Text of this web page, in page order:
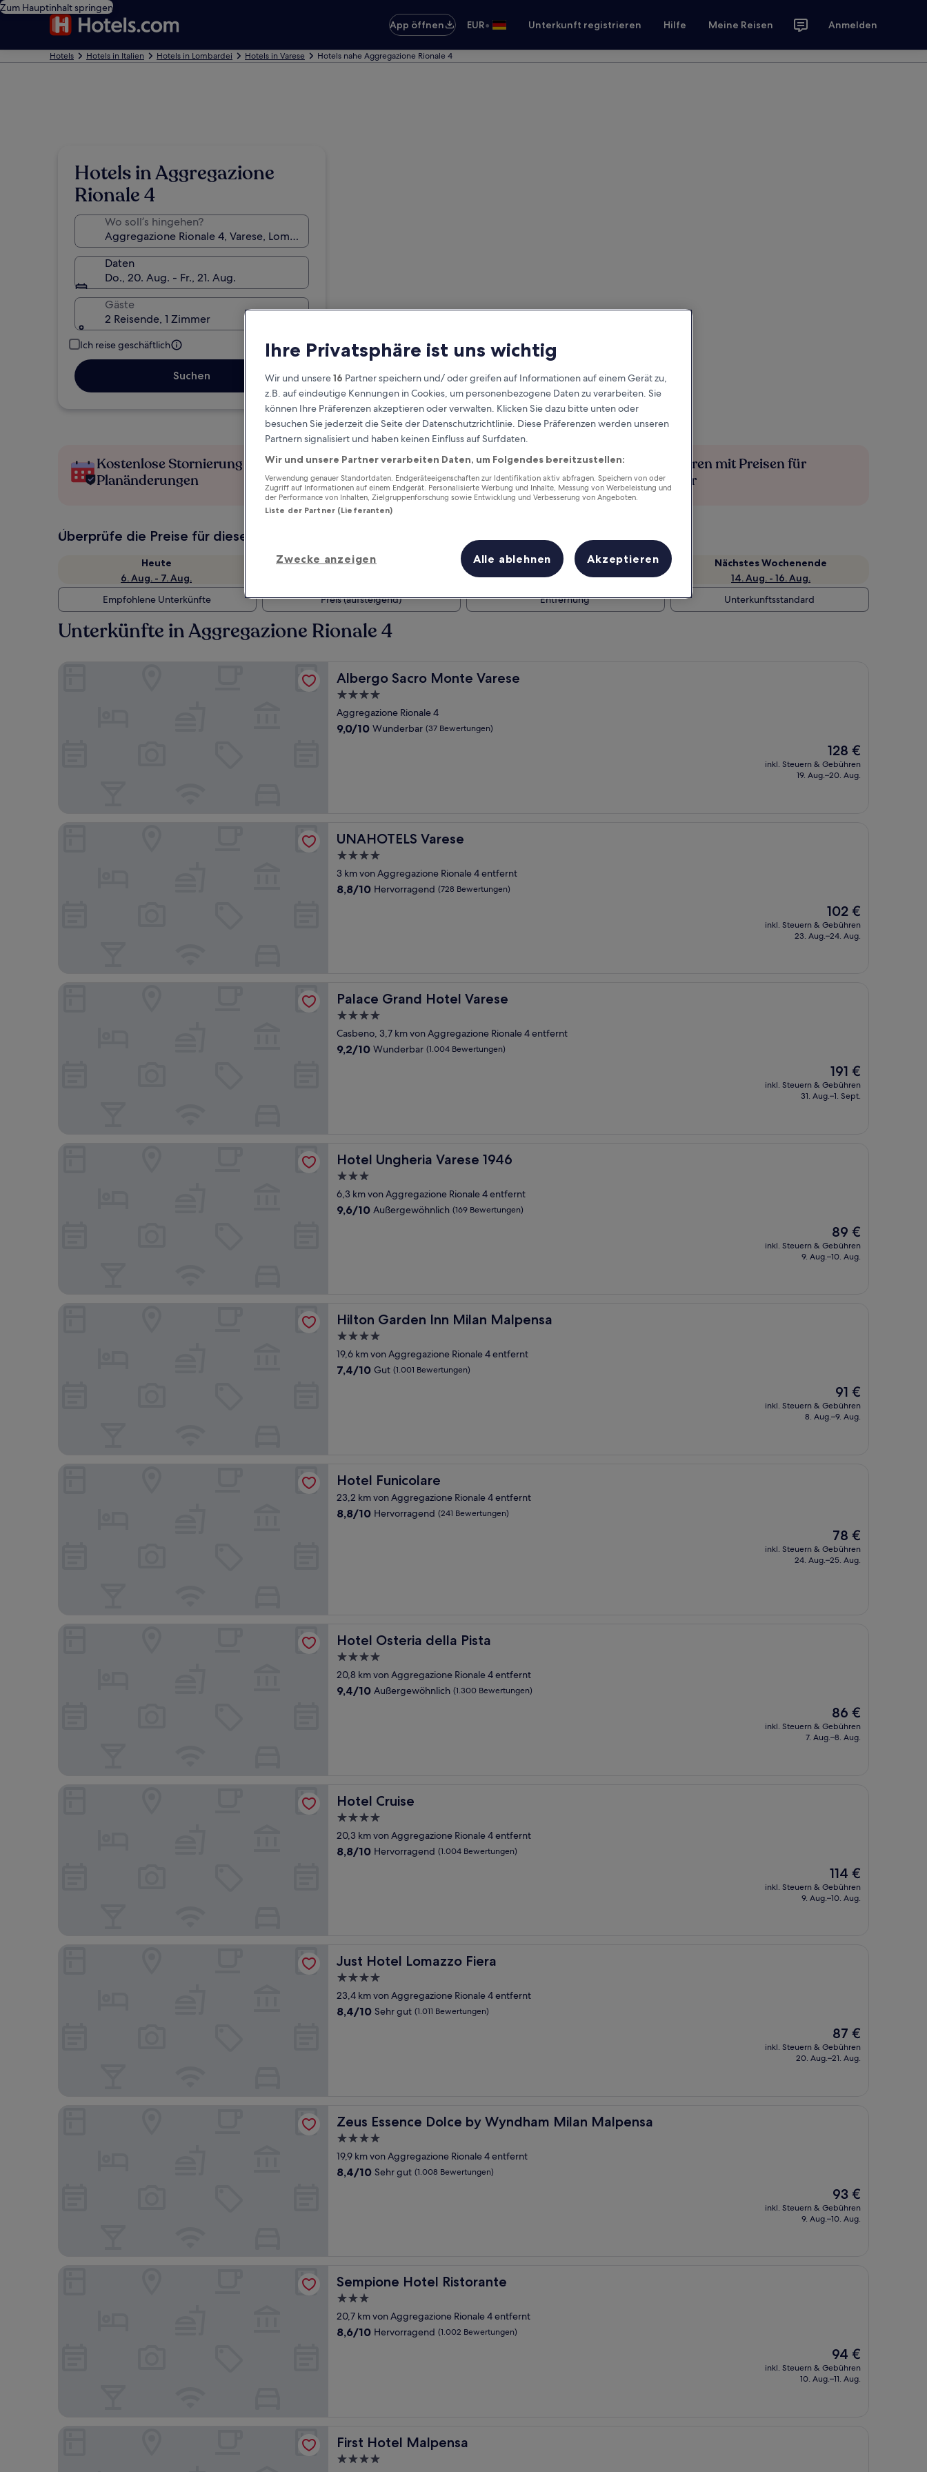
Zum Hauptinhalt springen
App öffnen
EUR• Unterkunft registrieren Hilfe Meine Reisen Anmelden
Hotels Hotels in Italien Hotels in Lombardei Hotels in Varese Hotels nahe Aggregazione Rionale 4
Hotels in Aggregazione
Rionale 4
Wo soll’s hingehen?
Daten
Do., 20. Aug. - Fr., 21. Aug.
Gäste
2 Reisende, 1 Zimmer
Ich reise geschäftlich
Suchen
Kostenlose Stornierung bei
Planänderungen
Verdiene Prämien für jede
wahrgenommene Übernachtung
Mehr sparen mit Preisen für
Mitglieder
Überprüfe die Preise für diese Daten
Heute
6. Aug. - 7. Aug.
Morgen
Dieses Wochenende
7. Aug. - 9. Aug.
Nächstes Wochenende
14. Aug. - 16. Aug.
Empfohlene Unterkünfte
Preis (aufsteigend) Entfernung Unterkunftsstandard
Unterkünfte in Aggregazione Rionale 4
Albergo Sacro Monte Varese
Albergo Sacro Monte Varese
4.0-
Sterne-
Unterkunft
Aggregazione Rionale 4
9.0
9,0/10 Wunderbar (37 Bewertungen)
Der
Preis
beträgt
128 €
inkl. Steuern & Gebühren
19. Aug.–20. Aug.
UNAHOTELS Varese
UNAHOTELS Varese
4.0-
Sterne-
Unterkunft
3 km von Aggregazione Rionale 4 entfernt
8.8
8,8/10 Hervorragend (728 Bewertungen)
Der
Preis
beträgt
102 €
inkl. Steuern & Gebühren
23. Aug.–24. Aug.
UNAHOTELS Varese
Palace Grand Hotel Varese
Palace Grand Hotel Varese
4.0-
Sterne-
Unterkunft
Casbeno, 3,7 km von Aggregazione Rionale 4 entfernt
9.2
9,2/10 Wunderbar (1.004 Bewertungen)
Der
Preis
beträgt
191 €
inkl. Steuern & Gebühren
31. Aug.–1. Sept.
Hotel Ungheria Varese 1946
Hotel Ungheria Varese 1946
3.0-
Sterne-
Unterkunft
6,3 km von Aggregazione Rionale 4 entfernt
9.6
9,6/10 Außergewöhnlich (169 Bewertungen)
Der
Preis
beträgt
89 €
inkl. Steuern & Gebühren
9. Aug.–10. Aug.
Hotel Ungheria Varese 1946
Hilton Garden Inn Milan Malpensa
Hilton Garden Inn Milan Malpensa
4.0-
Sterne-
Unterkunft
19,6 km von Aggregazione Rionale 4 entfernt
7.4
7,4/10 Gut (1.001 Bewertungen)
Der
Preis
beträgt
91 €
inkl. Steuern & Gebühren
8. Aug.–9. Aug.
Hotel Funicolare
Hotel Funicolare
23,2 km von Aggregazione Rionale 4 entfernt
8.8
8,8/10 Hervorragend (241 Bewertungen)
Der
Preis
beträgt
78 €
inkl. Steuern & Gebühren
24. Aug.–25. Aug.
Hotel Funicolare
Hotel Osteria della Pista
Hotel Osteria della Pista
4.0-
Sterne-
Unterkunft
20,8 km von Aggregazione Rionale 4 entfernt
9.4
9,4/10 Außergewöhnlich (1.300 Bewertungen)
Der
Preis
beträgt
86 €
inkl. Steuern & Gebühren
7. Aug.–8. Aug.
Hotel Cruise
Hotel Cruise
4.0-
Sterne-
Unterkunft
20,3 km von Aggregazione Rionale 4 entfernt
8.8
8,8/10 Hervorragend (1.004 Bewertungen)
Der
Preis
beträgt
114 €
inkl. Steuern & Gebühren
9. Aug.–10. Aug.
Hotel Cruise
Just Hotel Lomazzo Fiera
Just Hotel Lomazzo Fiera
4.0-
Sterne-
Unterkunft
23,4 km von Aggregazione Rionale 4 entfernt
8.4
8,4/10 Sehr gut (1.011 Bewertungen)
Der
Preis
beträgt
87 €
inkl. Steuern & Gebühren
20. Aug.–21. Aug.
Zeus Essence Dolce by Wyndham Milan Malpensa
Zeus Essence Dolce by Wyndham Milan Malpensa
4.0-
Sterne-
Unterkunft
19,9 km von Aggregazione Rionale 4 entfernt
8.4
8,4/10 Sehr gut (1.008 Bewertungen)
Der
Preis
beträgt
93 €
inkl. Steuern & Gebühren
9. Aug.–10. Aug.
Zeus Essence Dolce by Wyndham Milan Malpensa
Sempione Hotel Ristorante
Sempione Hotel Ristorante
3.0-
Sterne-
Unterkunft
20,7 km von Aggregazione Rionale 4 entfernt
8.6
8,6/10 Hervorragend (1.002 Bewertungen)
Der
Preis
beträgt
94 €
inkl. Steuern & Gebühren
10. Aug.–11. Aug.
First Hotel Malpensa
First Hotel Malpensa
4.0-
First Hotel Malpensa
Ihre Privatsphäre ist uns wichtig
Wir und unsere16 Partner speichern und/ oder greifen auf Informationen auf einem Gerät zu,
z.B. auf eindeutige Kennungen in Cookies, um personenbezogene Daten zu verarbeiten. Sie
können Ihre Präferenzen akzeptieren oder verwalten. Klicken Sie dazu bitte unten oder
besuchen Sie jederzeit die Seite der Datenschutzrichtlinie. Diese Präferenzen werden unseren
Partnern signalisiert und haben keinen Einfluss auf Surfdaten.
Wir und unsere Partner verarbeiten Daten, um Folgendes bereitzustellen:
Verwendung genauer Standortdaten. Endgeräteeigenschaften zur Identifikation aktiv abfragen. Speichern von oder
Zugriff auf Informationen auf einem Endgerät. Personalisierte Werbung und Inhalte, Messung von Werbeleistung und
der Performance von Inhalten, Zielgruppenforschung sowie Entwicklung und Verbesserung von Angeboten.
Liste der Partner (Lieferanten)
Zwecke anzeigen Alle ablehnen Akzeptieren